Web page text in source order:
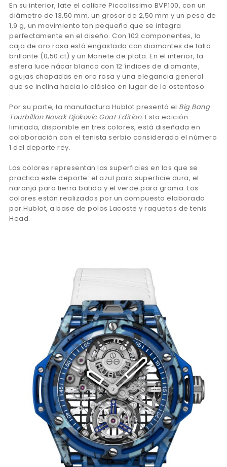
En su interior, late el calibre Piccolissimo BVP100, con un
diámetro de 13,50 mm, un grosor de 2,50 mm y un peso de
1,9 g, un movimiento tan pequeño que se integra
perfectamente en el diseño. Con 102 componentes, la
caja de oro rosa está engastada con diamantes de talla
brillante (0,50 ct) y un Monete de plata. En el interior, la
esfera luce nácar blanco con 12 índices de diamante,
agujas chapadas en oro rosa y una elegancia general
que se inclina hacia lo clásico en lugar de lo ostentoso.
Por su parte, la manufactura Hublot presentó el Big Bang
Tourbillon Novak Djokovic Goat Edition. Esta edición
limitada, disponible en tres colores, está diseñada en
colaboración con el tenista serbio considerado el número
1 del deporte rey.
Los colores representan las superficies en las que se
practica este deporte: el azul para superficie dura, el
naranja para tierra batida y el verde para grama. Los
colores están realizados por un compuesto elaborado
por Hublot, a base de polos Lacoste y raquetas de tenis
Head.